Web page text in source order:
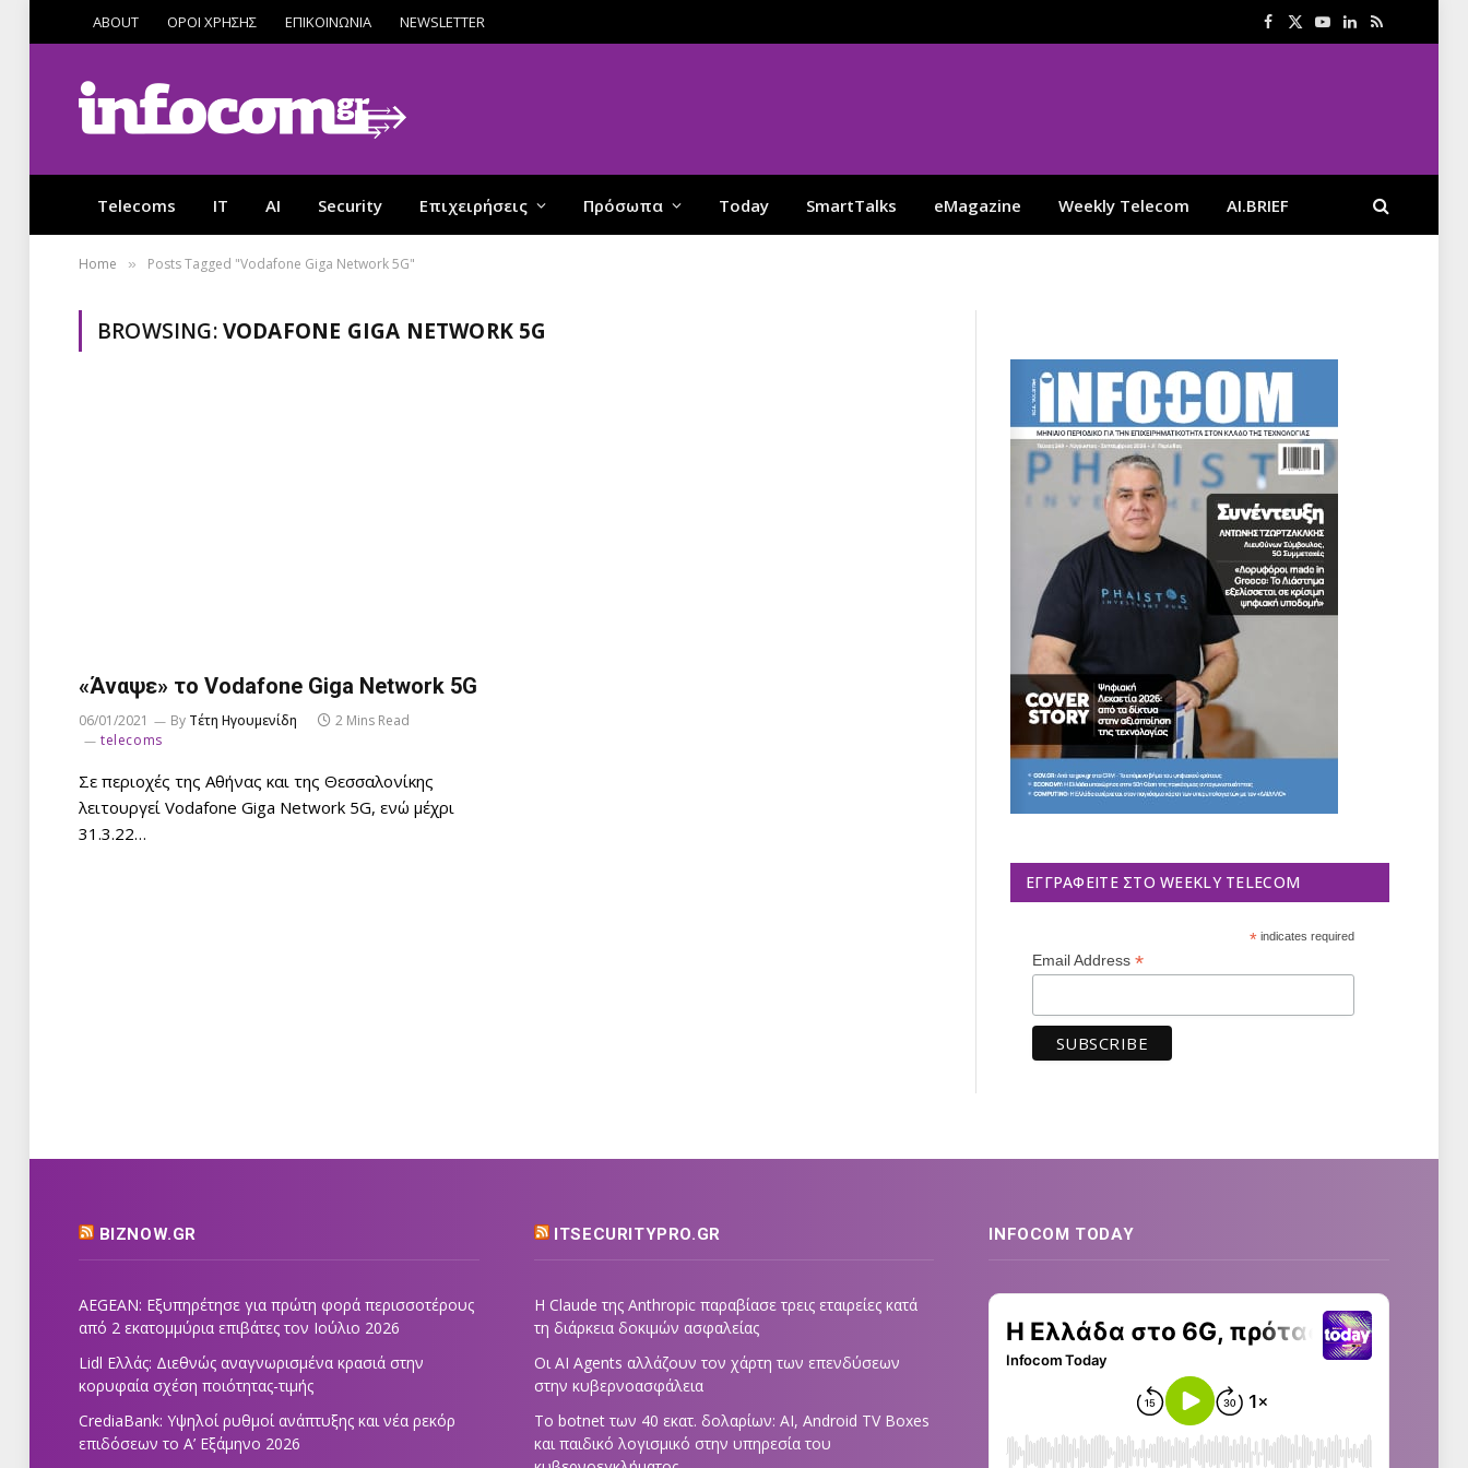
ABOUT ΟΡΟΙ ΧΡΗΣΗΣ ΕΠΙΚΟΙΝΩΝΙΑ NEWSLETTER Facebook
X
YouTube
LinkedIn
RSS
Telecoms IT AI Security Επιχειρήσεις Πρόσωπα Today SmartTalks eMagazine Weekly Telecom AI.BRIEF
Home » Posts Tagged "Vodafone Giga Network 5G"
BROWSING:VODAFONE GIGA NETWORK 5G
«Άναψε» το Vodafone Giga Network 5G
06/01/2021 By Τέτη Ηγουμενίδη
2 Mins Read
telecoms
Σε περιοχές της Αθήνας και της Θεσσαλονίκης
λειτουργεί Vodafone Giga Network 5G, ενώ μέχρι
31.3.22…
ΕΓΓΡΑΦΕΊΤΕ ΣΤΟ WEEKLY TELECOM
*indicates required
Email Address *
BIZNOW.GR
AEGEAN: Εξυπηρέτησε για πρώτη φορά περισσοτέρους
από 2 εκατομμύρια επιβάτες τον Ιούλιο 2026
Lidl Ελλάς: Διεθνώς αναγνωρισμένα κρασιά στην
κορυφαία σχέση ποιότητας-τιμής
CrediaBank: Υψηλοί ρυθμοί ανάπτυξης και νέα ρεκόρ
επιδόσεων το Α’ Εξάμηνο 2026
ITSECURITYPRO.GR
Η Claude της Anthropic παραβίασε τρεις εταιρείες κατά
τη διάρκεια δοκιμών ασφαλείας
Οι AI Agents αλλάζουν τον χάρτη των επενδύσεων
στην κυβερνοασφάλεια
Το botnet των 40 εκατ. δολαρίων: AI, Android TV Boxes
και παιδικό λογισμικό στην υπηρεσία του
INFOCOM TODAY